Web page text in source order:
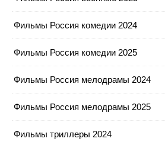
Фильмы Россия комедии 2024
Фильмы Россия комедии 2025
Фильмы Россия мелодрамы 2024
Фильмы Россия мелодрамы 2025
Фильмы триллеры 2024